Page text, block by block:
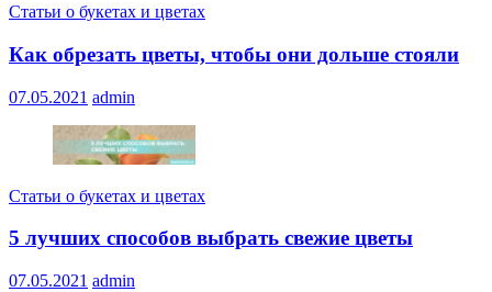
Статьи о букетах и цветах
Как обрезать цветы, чтобы они дольше стояли
07.05.2021 admin
Статьи о букетах и цветах
5 лучших способов выбрать свежие цветы
07.05.2021 admin